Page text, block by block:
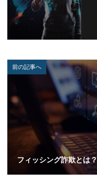
前の記事へ
フィッシング詐欺とは